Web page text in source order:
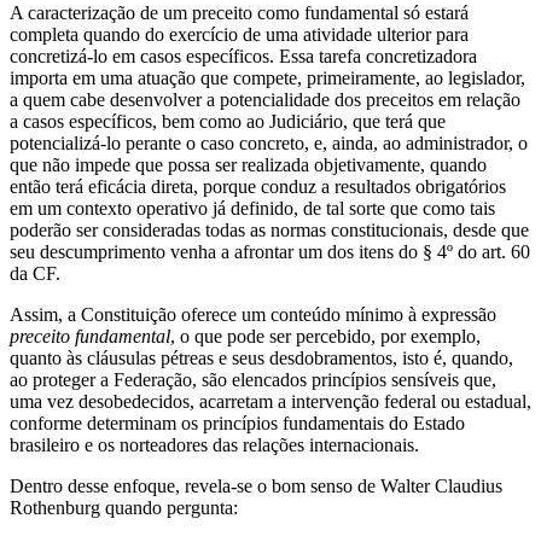
A caracterização de um preceito como fundamental só estará
completa quando do exercício de uma atividade ulterior para
concretizá-lo em casos específicos. Essa tarefa concretizadora
importa em uma atuação que compete, primeiramente, ao legislador,
a quem cabe desenvolver a potencialidade dos preceitos em relação
a casos específicos, bem como ao Judiciário, que terá que
potencializá-lo perante o caso concreto, e, ainda, ao administrador, o
que não impede que possa ser realizada objetivamente, quando
então terá eficácia direta, porque conduz a resultados obrigatórios
em um contexto operativo já definido, de tal sorte que como tais
poderão ser consideradas todas as normas constitucionais, desde que
seu descumprimento venha a afrontar um dos itens do § 4º do art. 60
da CF.
Assim, a Constituição oferece um conteúdo mínimo à expressão
preceito fundamental, o que pode ser percebido, por exemplo,
quanto às cláusulas pétreas e seus desdobramentos, isto é, quando,
ao proteger a Federação, são elencados princípios sensíveis que,
uma vez desobedecidos, acarretam a intervenção federal ou estadual,
conforme determinam os princípios fundamentais do Estado
brasileiro e os norteadores das relações internacionais.
Dentro desse enfoque, revela-se o bom senso de Walter Claudius
Rothenburg quando pergunta: